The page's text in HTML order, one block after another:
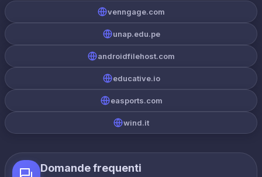
venngage.com
unap.edu.pe
androidfilehost.com
educative.io
easports.com
wind.it
Domande frequenti